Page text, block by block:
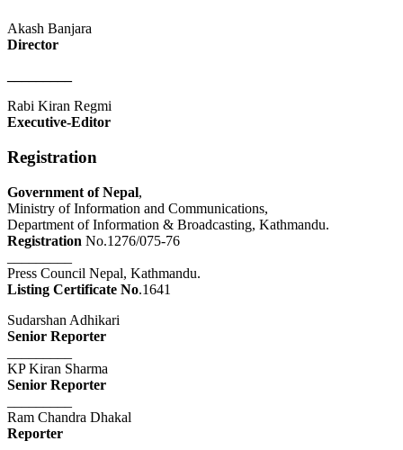
Akash Banjara
Director
Rabi Kiran Regmi
Executive-Editor
Registration
Government of Nepal,
Ministry of Information and Communications,
Department of Information & Broadcasting, Kathmandu.
Registration No.1276/075-76
Press Council Nepal, Kathmandu.
Listing Certificate No.1641
Sudarshan Adhikari
Senior Reporter
KP Kiran Sharma
Senior Reporter
Ram Chandra Dhakal
Reporter